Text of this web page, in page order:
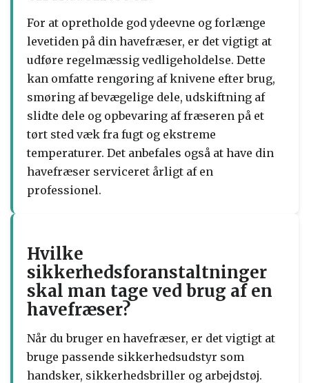
For at opretholde god ydeevne og forlænge
levetiden på din havefræser, er det vigtigt at
udføre regelmæssig vedligeholdelse. Dette
kan omfatte rengøring af knivene efter brug,
smøring af bevægelige dele, udskiftning af
slidte dele og opbevaring af fræseren på et
tørt sted væk fra fugt og ekstreme
temperaturer. Det anbefales også at have din
havefræser serviceret årligt af en
professionel.
Hvilke
sikkerhedsforanstaltninger
skal man tage ved brug af en
havefræser?
Når du bruger en havefræser, er det vigtigt at
bruge passende sikkerhedsudstyr som
handsker, sikkerhedsbriller og arbejdstøj.